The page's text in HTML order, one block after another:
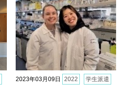
2023年03月09日 2022 学生派遣